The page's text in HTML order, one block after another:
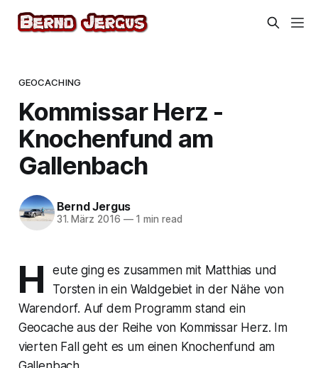
GEOCACHING
Kommissar Herz -
Knochenfund am
Gallenbach
Bernd Jergus
31. März 2016 —1 min read
H
eute ging es zusammen mit Matthias und
Torsten in ein Waldgebiet in der Nähe von
Warendorf. Auf dem Programm stand ein
Geocache aus der Reihe von Kommissar Herz. Im
vierten Fall geht es um einen Knochenfund am